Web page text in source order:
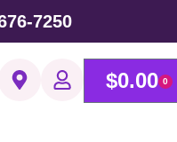
7250
$0.00 0